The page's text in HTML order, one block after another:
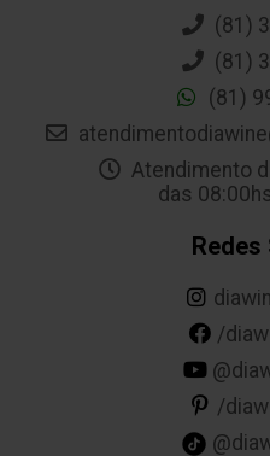
(81)
(81)
(81)
Atendimento
das
Redes
/
/